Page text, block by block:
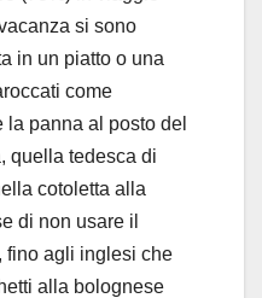
si sono
in un piatto o una
come
la panna al posto del
quella tedesca di
cotoletta alla
di non usare il
fino agli inglesi che
alla bolognese